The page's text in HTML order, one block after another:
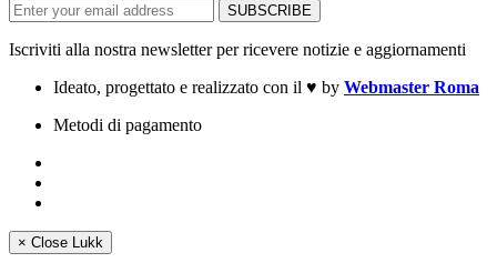
Iscriviti alla nostra newsletter per ricevere notizie e aggiornamenti
Ideato, progettato e realizzato con il ♥ by Webmaster Roma
Metodi di pagamento
× Close Lukk